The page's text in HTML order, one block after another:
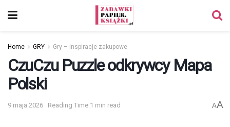
Home GRY Gry – inspiracje zakupowe
CzuCzu Puzzle odkrywcy Mapa
Polski
9 maja 2026 Reading Time:1 min read AA